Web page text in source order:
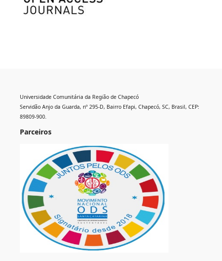
Universidade Comunitária da Região de Chapecó
Servidão Anjo da Guarda, nº 295-D, Bairro Efapi, Chapecó, SC, Brasil, CEP:
89809-900.
Parceiros